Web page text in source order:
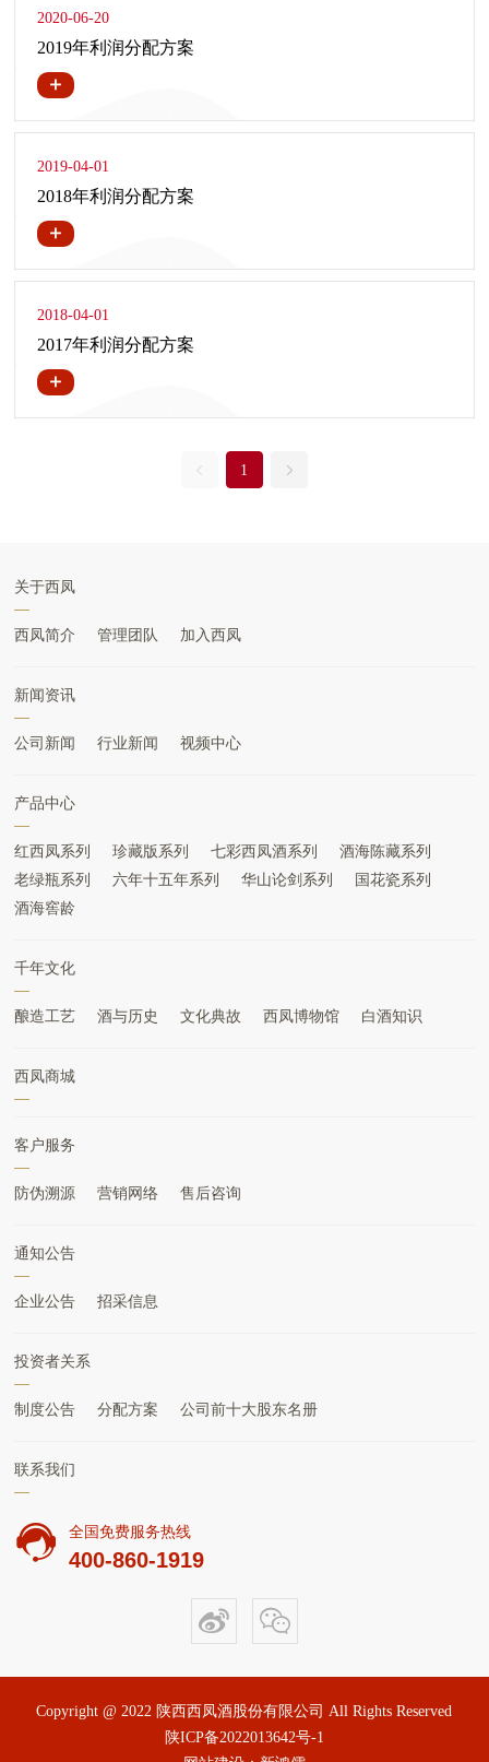
2020-06-20
2019年利润分配方案
2019-04-01
2018年利润分配方案
2018-04-01
2017年利润分配方案
1
关于西凤
西凤简介 管理团队 加入西凤
新闻资讯
公司新闻 行业新闻 视频中心
产品中心
红西凤系列 珍藏版系列 七彩西凤酒系列
酒海陈藏系列
老绿瓶系列
六年十五年系列 华山论剑系列
国花瓷系列
酒海窖龄
千年文化
酿造工艺 酒与历史 文化典故 西凤博物馆 白酒知识
西凤商城
客户服务
防伪溯源 营销网络 售后咨询
通知公告
企业公告 招采信息
投资者关系
制度公告 分配方案 公司前十大股东名册
联系我们
全国免费服务热线
400-860-1919
Copyright @ 2022 陕西西凤酒股份有限公司 All Rights Reserved
陕ICP备2022013642号-1